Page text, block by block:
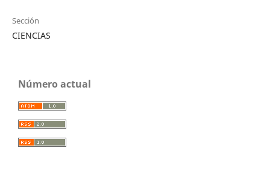
Sección
CIENCIAS
Número actual